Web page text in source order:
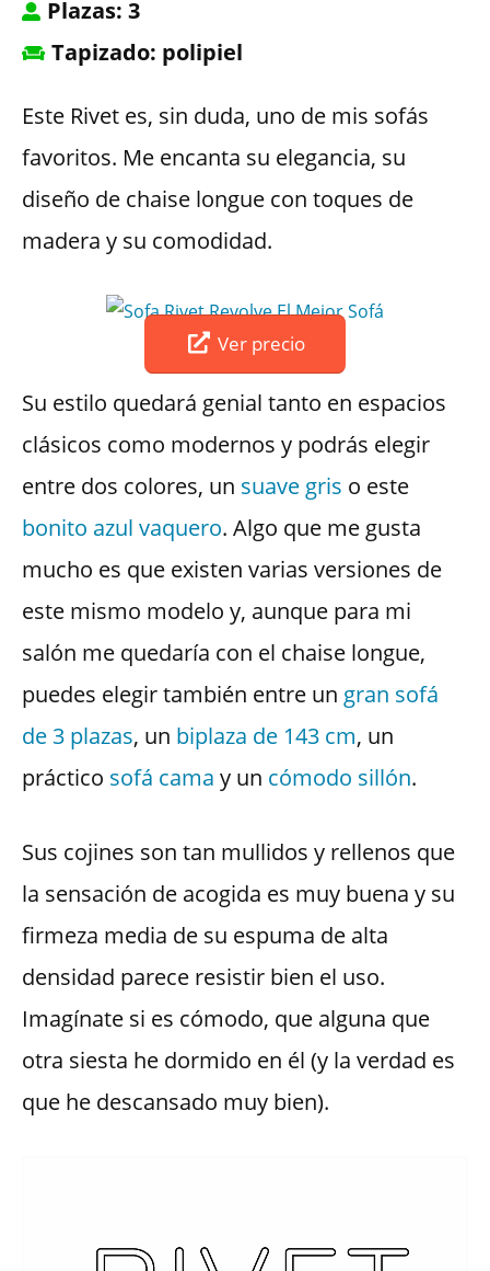
Plazas: 3
Tapizado: polipiel
Este Rivet es, sin duda, uno de mis sofás
favoritos. Me encanta su elegancia, su
diseño de chaise longue con toques de
madera y su comodidad.
Ver precio
Su estilo quedará genial tanto en espacios
clásicos como modernos y podrás elegir
entre dos colores, un suave gris o este
bonito azul vaquero. Algo que me gusta
mucho es que existen varias versiones de
este mismo modelo y, aunque para mi
salón me quedaría con el chaise longue,
puedes elegir también entre un gran sofá
de 3 plazas, un biplaza de 143 cm, un
práctico sofá cama y un cómodo sillón.
Sus cojines son tan mullidos y rellenos que
la sensación de acogida es muy buena y su
firmeza media de su espuma de alta
densidad parece resistir bien el uso.
Imagínate si es cómodo, que alguna que
otra siesta he dormido en él (y la verdad es
que he descansado muy bien).